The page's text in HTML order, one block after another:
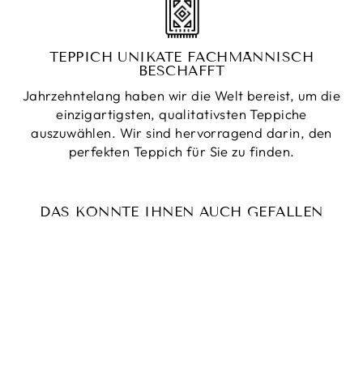
TEPPICH UNIKATE FACHMÄNNISCH
BESCHAFFT
Jahrzehntelang haben wir die Welt bereist, um die
einzigartigsten, qualitativsten Teppiche
auszuwählen. Wir sind hervorragend darin, den
perfekten Teppich für Sie zu finden.
DAS KÖNNTE IHNEN AUCH GEFALLEN